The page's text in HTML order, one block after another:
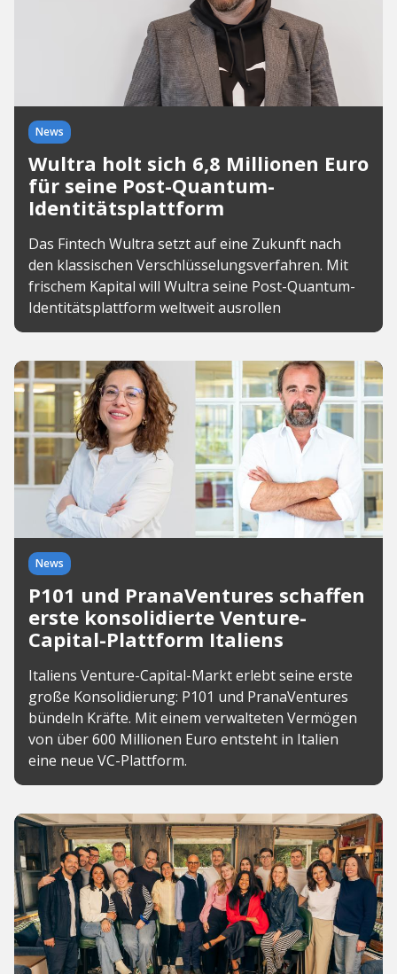
News
Wultra holt sich 6,8 Millionen Euro
für seine Post-Quantum-
Identitätsplattform
Das Fintech Wultra setzt auf eine Zukunft nach
den klassischen Verschlüsselungsverfahren. Mit
frischem Kapital will Wultra seine Post-Quantum-
Identitätsplattform weltweit ausrollen
News
P101 und PranaVentures schaffen
erste konsolidierte Venture-
Capital-Plattform Italiens
Italiens Venture-Capital-Markt erlebt seine erste
große Konsolidierung: P101 und PranaVentures
bündeln Kräfte. Mit einem verwalteten Vermögen
von über 600 Millionen Euro entsteht in Italien
eine neue VC-Plattform.